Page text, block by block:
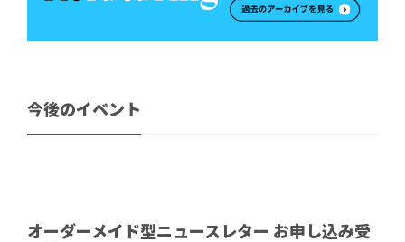
今後のイベント
オーダーメイド型ニュースレター お申し込み受